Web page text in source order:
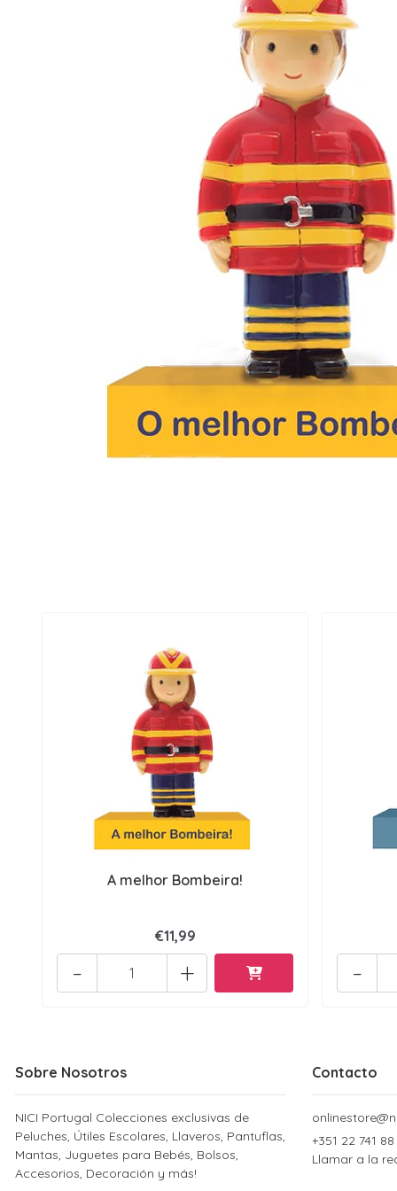
A melhor Bombeira!
€11,99
+
- -
Sobre Nosotros
NICI Portugal Colecciones exclusivas de
Peluches, Útiles Escolares, Llaveros, Pantuflas,
Mantas, Juguetes para Bebés, Bolsos,
Accesorios, Decoración y más!
Contacto
+351 22 741
Llamar a la